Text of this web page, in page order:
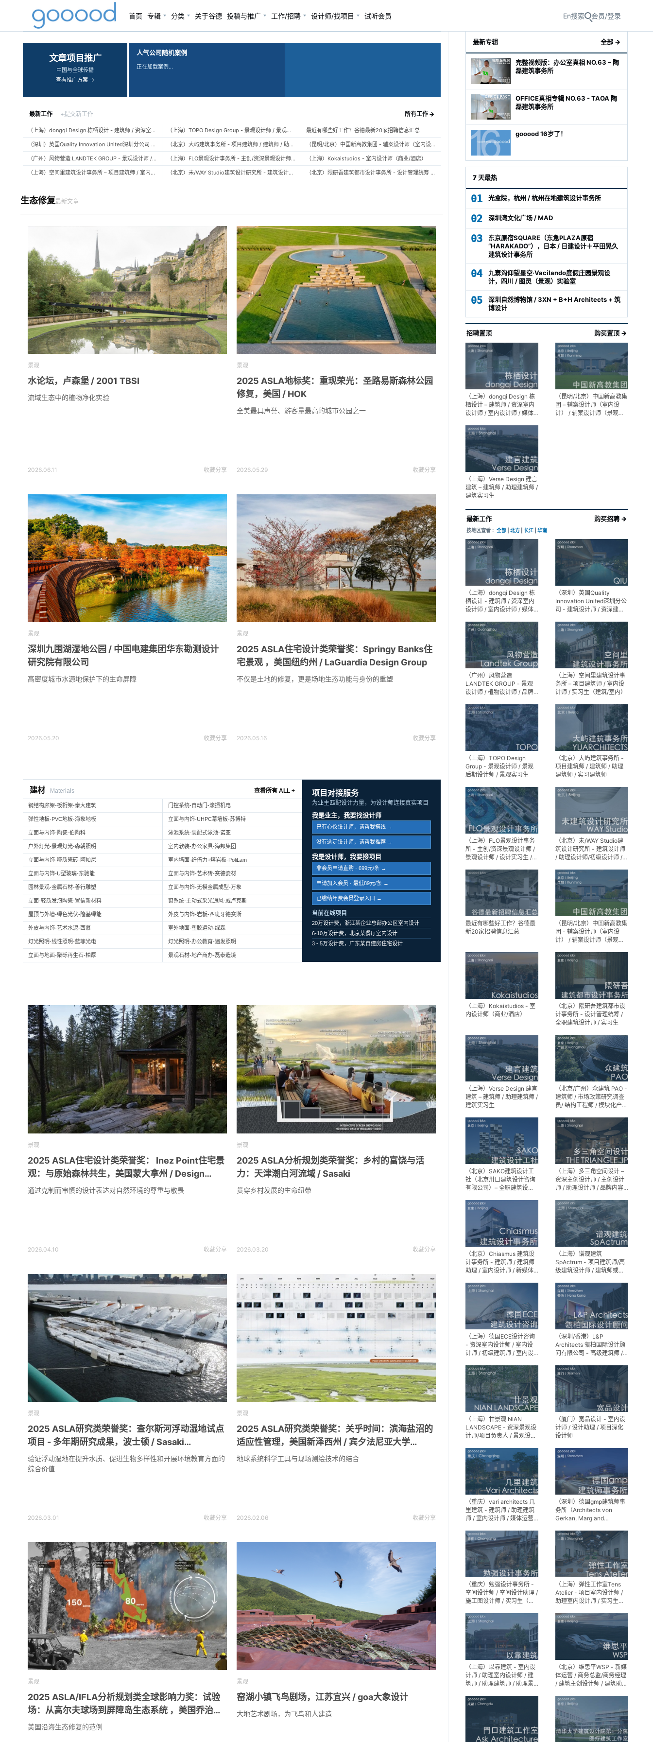
首页 专辑 分类 关于谷德 投稿与推广 工作/招聘 设计师/找项目 试听会员 En搜索 会员/登录
‹ ›
文章项目推广
中国与全球传播
查看推广方案 →
人气公司随机案例
正在加载案例…
最新工作 +提交新工作 所有工作 →
（上海）dongqi Design 栋栖设计 - 建筑师 / 资深室内设计师 / 室内设计师 / 媒体及公共关系主管 / 设计实习生（常年招聘）
（深圳）英国Quality Innovation United深圳分公司 - 建筑设计师 / 资深建筑设计师 / 室内设计师 / 设计实习生
（广州）风物营造 LANDTEK GROUP - 景观设计师 / 植物设计师 / 品牌运营 / 实习生
（上海）空间里建筑设计事务所 – 项目建筑师 / 室内设计师 / 实习生（建筑/室内）
（上海）TOPO Design Group - 景观设计师 / 景观后期设计师 / 景观实习生
（北京）大屿建筑事务所 - 项目建筑师 / 建筑师 / 助理建筑师 / 实习建筑师
（上海）FLO景观设计事务所 - 主创/资深景观设计师 / 景观设计师 / 设计实习生 / 商务行政助理 / 助理施工图设计师
（北京）未/WAY Studio建筑设计研究所 - 建筑设计师 / 助理设计师/初级设计师 / 实习生 / 办公室行政与商务助理
最近有哪些好工作？谷德最新20家招聘信息汇总
（昆明/北京）中国新高教集团 - 辅案设计师（室内设计） / 辅案设计师（景观设计）/ 生活空间组长/教学空间组长 / 平面设计高级经理 / 展陈设计高级经理
（上海）Kokaistudios - 室内设计师（商业/酒店）
（北京）隈研吾建筑都市设计事务所 - 设计管理统筹 / 全职建筑设计师 / 实习生
生态修复最新文章
景观
水论坛，卢森堡 / 2001 TBSI
流域生态中的植物净化实验
2026.06.11 收藏分享
景观
2025 ASLA地标奖：重现荣光：圣路易斯森林公园
修复，美国 / HOK
全美最具声誉、游客量最高的城市公园之一
2026.05.29 收藏分享
景观
深圳九围湖湿地公园 / 中国电建集团华东勘测设计
研究院有限公司
高密度城市水源地保护下的生命屏障
2026.05.20 收藏分享
景观
2025 ASLA住宅设计类荣誉奖：Springy Banks住
宅景观 ，美国纽约州 / LaGuardia Design Group
不仅是土地的修复，更是场地生态功能与身份的重塑
2026.05.16 收藏分享
建材 Materials 查看所有 ALL +
钢结构廊架-板桁架-泰大建筑 门控系统-自动门-濠振机电
弹性地板-PVC地板-海象地板 立面与内饰-UHPC幕墙板-苏博特
立面与内饰-陶瓷-伯陶科 泳池系统-装配式泳池-诺亚
户外灯光-景观灯光-森朝照明 室内软装-办公家具-海邦集团
立面与内饰-哑质瓷砖-阿帕尼 室内墙面-纤倍力+熔岩板-PoliLam
立面与内饰-U型玻璃-东驰能 立面与内饰-艺术砖-赛德瓷材
园林景观-金属石材-善行雕塑 立面与内饰-无模金属成型-万象
立面-轻质发泡陶瓷-置信新材料 窗系统-主动式采光通风-威卢克斯
屋顶与外墙-绿色光伏-隆基绿能 外皮与内饰-岩板-西班牙德赛斯
外皮与内饰-艺术水泥-西慕 室外地面-塑胶运动-绿森
灯光照明-线性照明-蓝菲光电 灯光照明-办公教育-遍发照明
立面与地面-聚砾再生石-柏厚 景观石材-地产商办-磊泰造境
项目对接服务
为业主匹配设计力量，为设计师连接真实项目
我是业主，我要找设计师
已有心仪设计师，请帮我搭线 →
没有选定设计师，请帮我推荐 →
我是设计师，我要接项目
非会员申请直购 · 699元/条 →
申请加入会员 · 最低89元/条 →
已缴纳年费会员登录入口 →
当前在线项目
20万设计费，浙江某企业总部办公区室内设计
6-10万设计费，北京某餐厅室内设计
3 - 5万设计费，广东某自建房住宅设计
景观
2025 ASLA住宅设计类荣誉奖： Inez Point住宅景
观：与原始森林共生，美国蒙大拿州 / Design
Workshop Inc.
通过克制而审慎的设计表达对自然环境的尊重与敬畏
2026.04.10 收藏分享
景观
2025 ASLA分析规划类荣誉奖：乡村的富饶与活
力：天津潮白河流域 / Sasaki
贯穿乡村发展的生命纽带
2026.03.20 收藏分享
景观
2025 ASLA研究类荣誉奖：查尔斯河浮动湿地试点
项目 - 多年期研究成果，波士顿 / Sasaki
Associates, Inc. + The Hideo Sasaki
Foundation + Dr. McNamara Rome
验证浮动湿地在提升水质、促进生物多样性和开展环境教育方面的
综合价值
2026.03.01 收藏分享
景观
2025 ASLA研究类荣誉奖：关乎时间：滨海盐沼的
适应性管理，美国新泽西州 / 宾夕法尼亚大学
EMLab + The Wetlands Institute
地球系统科学工具与现场测绘技术的结合
2026.02.06 收藏分享
景观
2025 ASLA/IFLA分析规划类全球影响力奖：试验
场：从高尔夫球场到屏障岛生态系统 ，美国乔治亚
州 / Design Workshop, Inc.
美国沿海生态修复的范例
景观
窑湖小镇飞鸟剧场，江苏宜兴 / goa大象设计
大地艺术剧场，为飞鸟和人建造
最新专辑 全部 →
完整视频版：办公室真相 NO.63 – 陶
磊建筑事务所
OFFICE真相专辑 NO.63 - TAOA 陶
磊建筑事务所
gooood 16岁了！
7 天最热
01 光盒院，杭州 / 杭州在地建筑设计事务所
02 深圳湾文化广场 / MAD
03
东京原宿SQUARE（东急PLAZA原宿
“HARAKADO”），日本 / 日建设计＋平田晃久
建筑设计事务所
04
九寨沟仰望星空·Vacilando度假庄园景观设
计，四川 / 图灵（景观）实验室
05
深圳自然博物馆 / 3XN + B+H Architects + 筑
博设计
招聘置顶 购买置顶 →
（上海）dongqi Design 栋
栖设计 – 建筑师 / 资深室内
设计师 / 室内设计师 / 媒体
生（常年招聘）
（昆明/北京）中国新高教集
团 – 辅案设计师（室内设
计） / 辅案设计师（景观设
（上海）Verse Design 建言
建筑 – 建筑师 / 助理建筑师 /
建筑实习生
最新工作 购买招聘 →
按地区查看 ： 全部 北方 长江 华南
（上海）dongqi Design 栋
栖设计 - 建筑师 / 资深室内
设计师 / 室内设计师 / 媒体
生（常年招聘）
（深圳）英国Quality
Innovation United深圳分公
司 - 建筑设计师 / 资深建筑
实习生
（广州）风物营造
LANDTEK GROUP - 景观
设计师 / 植物设计师 / 品牌
（上海）空间里建筑设计事
务所 – 项目建筑师 / 室内设
计师 / 实习生（建筑/室内）
（上海）TOPO Design
Group - 景观设计师 / 景观
后期设计师 / 景观实习生
（北京）大屿建筑事务所 -
项目建筑师 / 建筑师 / 助理
建筑师 / 实习建筑师
（上海）FLO景观设计事务
所 - 主创/资深景观设计师 /
景观设计师 / 设计实习生 /
设计师
（北京）未/WAY Studio建
筑设计研究所 - 建筑设计师
/ 助理设计师/初级设计师 /
助理
最近有哪些好工作？谷德最
新20家招聘信息汇总
（昆明/北京）中国新高教集
团 - 辅案设计师（室内设
计） / 辅案设计师（景观设
间组长 / 平面设计高级经理 /
展陈设计高级经理
（上海）Kokaistudios - 室
内设计师（商业/酒店）
（北京）隈研吾建筑都市设
计事务所 - 设计管理统筹 /
全职建筑设计师 / 实习生
（上海）Verse Design 建言
建筑 – 建筑师 / 助理建筑师 /
建筑实习生
（北京/广州）众建筑 PAO -
建筑师 / 市场政策研究调查
员/ 结构工程师 / 模块化产品
师 / 机电工程师 / 实习生
（北京）SAKO建筑设计工
社（北京卅口建筑设计咨询
有限公司）– 全职建筑设计
（上海）多三角空间设计 –
资深主创设计师 / 主创设计
师 / 助理设计师 / 品牌内容
（北京）Chiasmus 建筑设
计事务所 - 建筑师 / 建筑师
助理 / 室内设计师 / 新媒体
（上海）谱观建筑
SpActrum - 项目建筑师/高
级建筑设计师 / 建筑师或助
媒体助理 / 实习生（建筑设
计/媒体，长期有效）
（上海）德国ECE设计咨询
- 资深室内设计师 / 室内设
计师 / 初级建筑师 / 室内设
习生
（深圳/香港）L&P
Architects 瓴柏国际设计顾
问有限公司 - 高级建筑师 /
精装设计师
（上海）廿景观 NIAN
LANDSCAPE - 资深景观设
计师/项目负责人 / 景观设计
（厦门）宽品设计 - 室内设
计师 / 设计助理 / 项目深化
设计师
（重庆）vari architects 几
里建筑 - 建筑师 / 助理建筑
师 / 室内设计师 / 媒体运营
（深圳）德国gmp建筑师事
务所（Architects von
Gerkan, Marg and
（重庆）勉强设计事务所 -
空间设计师 / 空间设计助理 /
施工图设计师 / 实习生（长
（上海）弹性工作室Tens
Atelier - 项目室内设计师 /
助理室内设计师 / 实习生
（上海）以靠建筑 - 室内设
计师 / 助理室内设计师 / 建
筑师 / 助理建筑师 / 助理景
（北京）维思平WSP - 新媒
体运营 / 商务总监/商务经理
/ 建筑主创设计师 / 建筑助理